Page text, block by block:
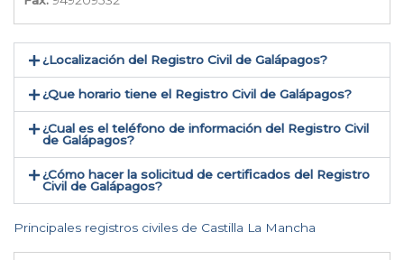
¿Localización del Registro Civil de Galápagos​?
¿Que horario tiene el Registro Civil de Galápagos?
¿Cual es el teléfono de información del Registro Civil
de Galápagos​?
¿Cómo hacer la solicitud de certificados del Registro
Civil de Galápagos​?
Principales registros civiles de Castilla La Mancha